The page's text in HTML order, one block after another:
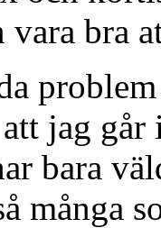
bra
jag
bara
många